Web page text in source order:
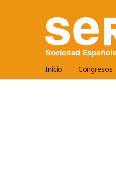
Inicio Congresos